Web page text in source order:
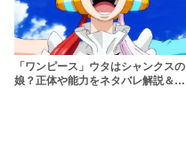
「ワンピース」ウタはシャンクスの
娘？正体や能力をネタバレ解説＆考